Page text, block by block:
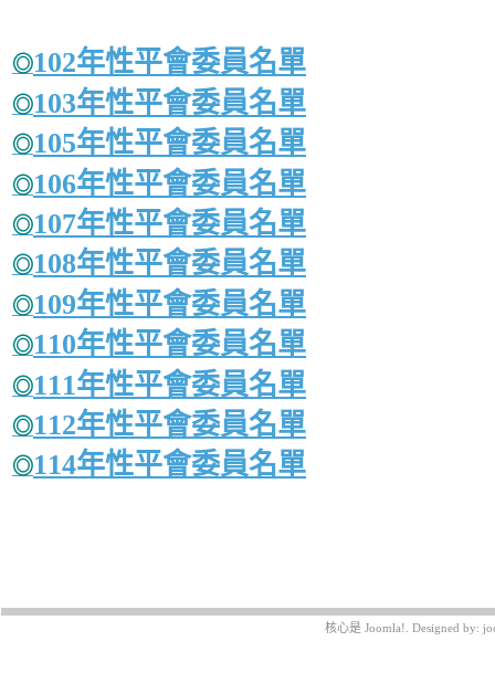
◎102年性平會委員名單
◎103年性平會委員名單
◎105年性平會委員名單
◎106年性平會委員名單
◎107年性平會委員名單
◎108年性平會委員名單
◎109年性平會委員名單
◎110年性平會委員名單
◎111年性平會委員名單
◎112年性平會委員名單
◎114年性平會委員名單
核心是 Joomla! . Designed by: